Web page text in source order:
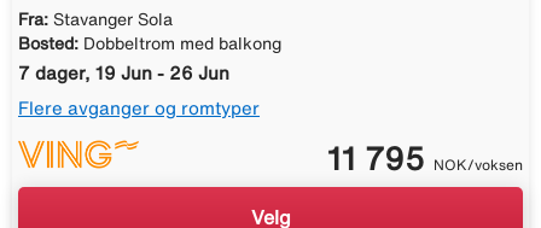
Fra: Stavanger Sola
Bosted: Dobbeltrom med balkong
7 dager, 19 Jun - 26 Jun
Flere avganger og romtyper
11 795 NOK/voksen
Velg